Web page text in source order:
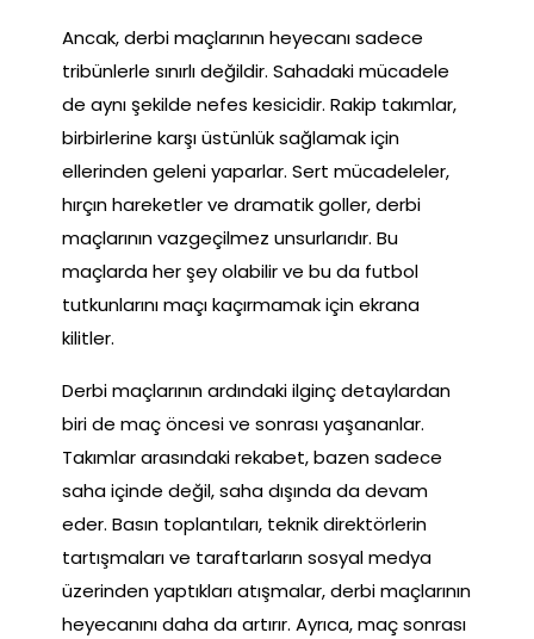
Ancak, derbi maçlarının heyecanı sadece
tribünlerle sınırlı değildir. Sahadaki mücadele
de aynı şekilde nefes kesicidir. Rakip takımlar,
birbirlerine karşı üstünlük sağlamak için
ellerinden geleni yaparlar. Sert mücadeleler,
hırçın hareketler ve dramatik goller, derbi
maçlarının vazgeçilmez unsurlarıdır. Bu
maçlarda her şey olabilir ve bu da futbol
tutkunlarını maçı kaçırmamak için ekrana
kilitler.
Derbi maçlarının ardındaki ilginç detaylardan
biri de maç öncesi ve sonrası yaşananlar.
Takımlar arasındaki rekabet, bazen sadece
saha içinde değil, saha dışında da devam
eder. Basın toplantıları, teknik direktörlerin
tartışmaları ve taraftarların sosyal medya
üzerinden yaptıkları atışmalar, derbi maçlarının
heyecanını daha da artırır. Ayrıca, maç sonrası